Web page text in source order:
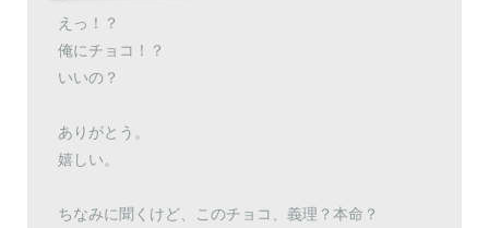
えっ！？
俺にチョコ！？
いいの？
ありがとう。
嬉しい。
ちなみに聞くけど、このチョコ、義理？本命？